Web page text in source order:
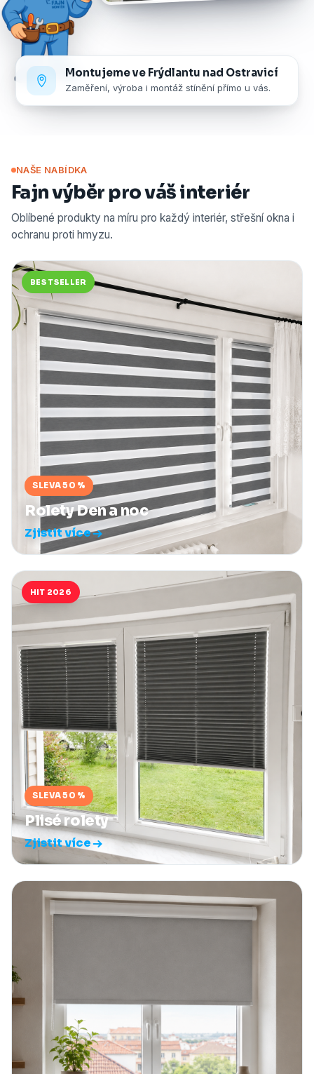
Montujeme ve Frýdlantu nad Ostravicí
Zaměření, výroba i montáž stínění přímo u vás.
NAŠE NABÍDKA
Fajn výběr pro váš interiér
Oblíbené produkty na míru pro každý interiér, střešní okna i
ochranu proti hmyzu.
BESTSELLER
SLEVA 50 %
Rolety Den a noc
Zjistit více
HIT 2026
SLEVA 50 %
Plisé rolety
Zjistit více